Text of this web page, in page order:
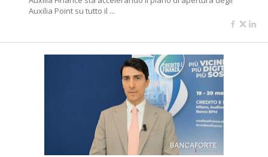
Auxilia Point su tutto il ...